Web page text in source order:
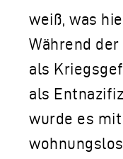
weiß, was
Während
als
als
wurde es